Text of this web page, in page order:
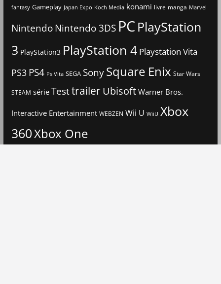
fantasy Gameplay Japan Expo Koch Media konami livre manga Marvel
Nintendo Nintendo 3DS PCPlayStation
3 PlayStation3 PlayStation 4 Playstation Vita
PS3 PS4 Ps Vita SEGA Sony Square Enix Star Wars
STEAM série TesttrailerUbisoftWarner Bros.
Interactive Entertainment WEBZEN Wii U WiiU Xbox
360Xbox One